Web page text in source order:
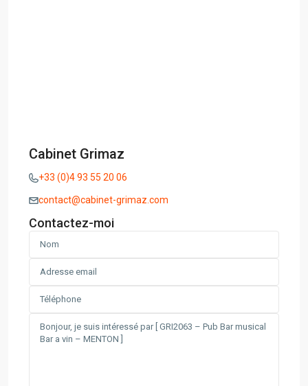
Cabinet Grimaz
+33 (0)4 93 55 20 06
contact@cabinet-grimaz.com
Contactez-moi